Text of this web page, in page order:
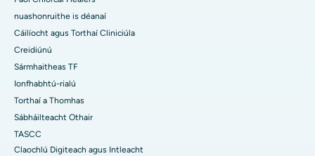
nuashonruithe is déanaí
Cáilíocht agus Torthaí Cliniciúla
Creidiúnú
Sármhaitheas TF
Ionfhabhtú-rialú
Torthaí a Thomhas
Sábháilteacht Othair
TASCC
Claochlú Digiteach agus Intleacht